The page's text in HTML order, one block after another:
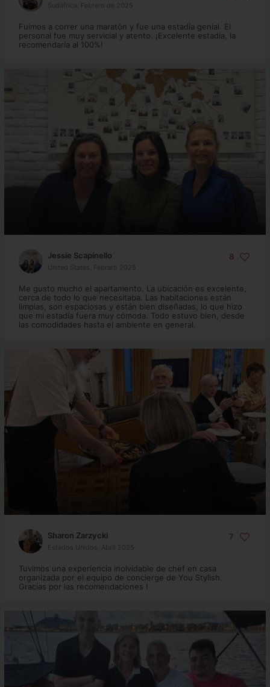
Sudáfrica, Febrero de 2025
Fuimos a correr una maratón y fue una estadía genial. El
personal fue muy servicial y atento. ¡Excelente estadía, la
recomendaría al 100%!
Jessie Scapinello 8
United States, Febrero 2025
Me gusto mucho el apartamento. La ubicación es excelente,
cerca de todo lo que necesitaba. Las habitaciones están
limpias, son espaciosas y están bien diseñadas, lo que hizo
que mi estadía fuera muy cómoda. Todo estuvo bien, desde
las comodidades hasta el ambiente en general.
Sharon Zarzycki 7
Estados Unidos, Abril 2025
Tuvimos una experiencia inolvidable de chef en casa
organizada por el equipo de concierge de You Stylish.
Gracias por las recomendaciones !